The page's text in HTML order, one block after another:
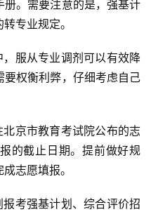
。需要注意的是，强基计
专业规定。
服从专业调剂可以有效降
权衡利弊，仔细考虑自己
京市教育考试院公布的志
的截止日期。提前做好规
志愿填报。
考强基计划、综合评价招